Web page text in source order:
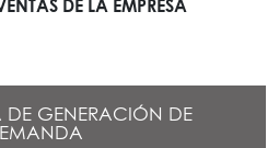
DE LA EMPRESA
GENERACIÓN DE